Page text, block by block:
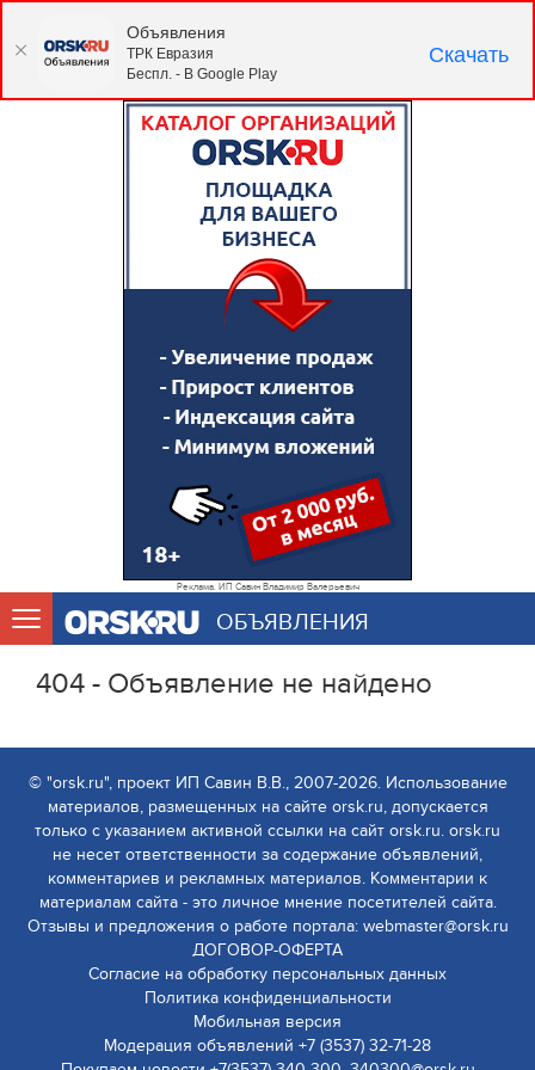
Реклама. ИП Савин Владимир Валерьевич
ОБЪЯВЛЕНИЯ
404 - Объявление не найдено
© "orsk.ru", проект ИП Савин В.В., 2007-2026. Использование
материалов, размещенных на сайте orsk.ru, допускается
только с указанием активной ссылки на сайт orsk.ru. orsk.ru
не несет ответственности за содержание объявлений,
комментариев и рекламных материалов. Комментарии к
материалам сайта - это личное мнение посетителей сайта.
Отзывы и предложения о работе портала: webmaster@orsk.ru
ДОГОВОР-ОФЕРТА
Согласие на обработку персональных данных
Политика конфиденциальности
Мобильная версия
Модерация объявлений +7 (3537) 32-71-28
Объявления
ТРК Евразия
Беспл. - В Google Play
Скачать